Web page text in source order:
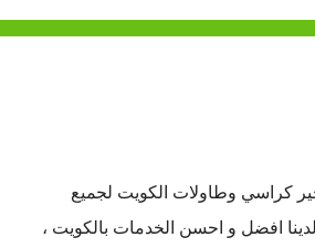
كراسي وطاولات الكويت لجميع
لدينا افضل و احسن الخدمات بالكويت ،